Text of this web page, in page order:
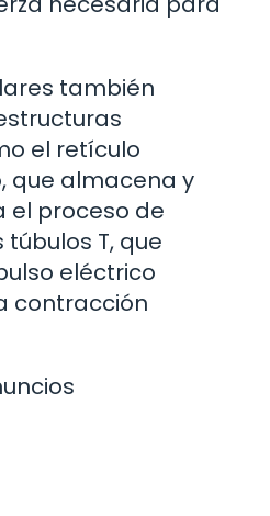
también
el retículo
que almacena y
el proceso de
T, que
eléctrico
contracción